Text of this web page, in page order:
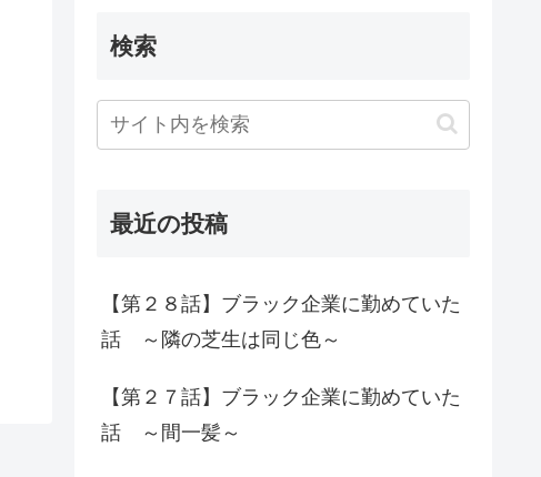
検索
最近の投稿
【第２８話】ブラック企業に勤めていた
話 ～隣の芝生は同じ色～
【第２７話】ブラック企業に勤めていた
話 ～間一髪～